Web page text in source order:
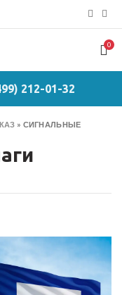
0
212-01-32
» СИГНАЛЬНЫЕ